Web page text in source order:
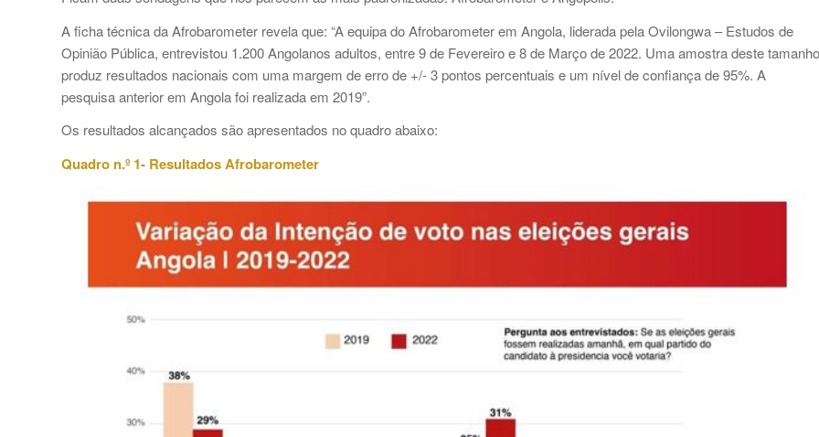
A ficha técnica da Afrobarometer revela que: “A equipa do Afrobarometer em Angola, liderada pela Ovilongwa – Estudos de
Opinião Pública, entrevistou 1.200 Angolanos adultos, entre 9 de Fevereiro e 8 de Março de 2022. Uma amostra deste tamanho
produz resultados nacionais com uma margem de erro de +/- 3 pontos percentuais e um nível de confiança de 95%. A
pesquisa anterior em Angola foi realizada em 2019”.
Os resultados alcançados são apresentados no quadro abaixo:
Quadro n.º 1- Resultados Afrobarometer